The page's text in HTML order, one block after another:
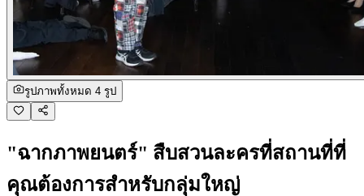
รูปภาพทั้งหมด 4 รูป
"ฉากภาพยนตร์" สืบสวนละครที่สถานที่ที่
คุณต้องการสำหรับกลุ่มใหญ่